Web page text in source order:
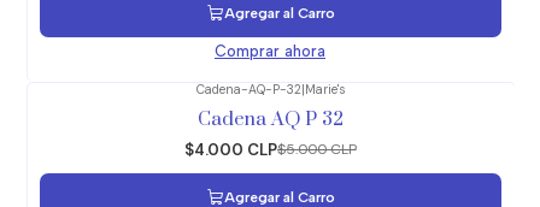
Agregar al Carro
Comprar ahora
Cadena-AQ-P-32| Marie's
Cadena AQ P 32
$4.000 CLP$5.000 CLP
Agregar al Carro